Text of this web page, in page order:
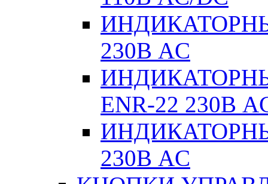
230В AC
ENR-22 230В
230В AC